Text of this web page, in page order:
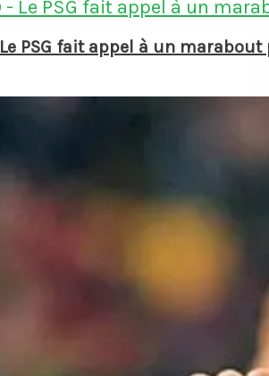
Le PSG fait appel à un